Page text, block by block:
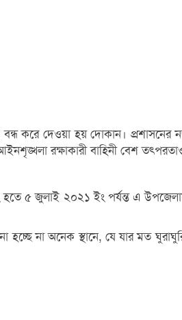
ক‌রে দেওয়া হয় দোকান। প্রশাস‌নের
রক্ষাকারী বাহিনী বেশ
৫ জুলাই ২০২১ ইং পর্যন্ত এ
হ‌চ্ছে না অ‌নেক স্থা‌নে, যে যার মত